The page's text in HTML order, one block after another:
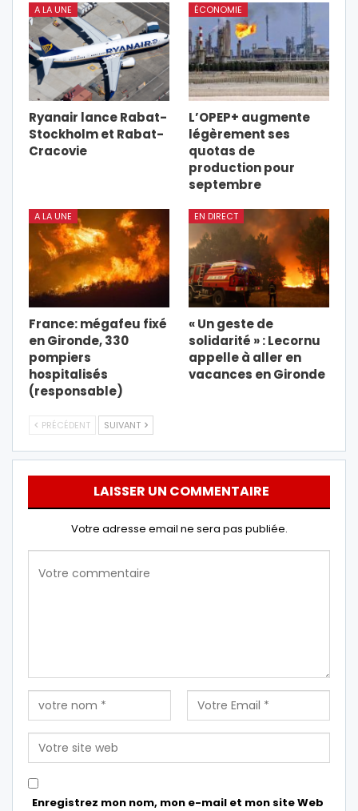
A LA UNE
Ryanair lance Rabat-
Stockholm et Rabat-
Cracovie
ÉCONOMIE
L’OPEP+ augmente
légèrement ses
quotas de
production pour
septembre
A LA UNE
France: mégafeu fixé
en Gironde, 330
pompiers
hospitalisés
(responsable)
EN DIRECT
« Un geste de
solidarité » : Lecornu
appelle à aller en
vacances en Gironde
PRÉCÉDENT SUIVANT
LAISSER UN COMMENTAIRE
Votre adresse email ne sera pas publiée.
Enregistrez mon nom, mon e-mail et mon site Web